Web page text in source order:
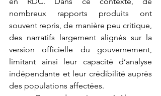
nombreux rapports produits ont
souvent repris, de manière peu critique,
des narratifs largement alignés sur la
version officielle du gouvernement,
limitant ainsi leur capacité d’analyse
indépendante et leur crédibilité auprès
des populations affectées.